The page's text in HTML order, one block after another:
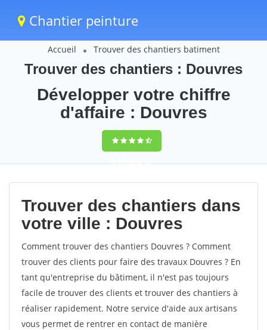
Chantier peinture
Accueil Trouver des chantiers batiment
Trouver des chantiers : Douvres
Développer votre chiffre
d'affaire : Douvres
9,5(100%)58
votes
Trouver des chantiers dans
votre ville : Douvres
Comment trouver des chantiers Douvres ? Comment
trouver des clients pour faire des travaux Douvres ? En
tant qu'entreprise du bâtiment, il n'est pas toujours
facile de trouver des clients et trouver des chantiers à
réaliser rapidement. Notre service d'aide aux artisans
vous permet de rentrer en contact de manière